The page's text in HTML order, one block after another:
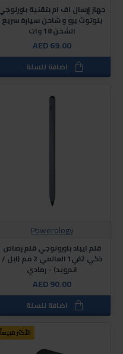
جهاز إرسال اف ام بتقنية
بلوتوث برو و شاحن سيارة سريع
الشحن 18 وات
AED 69.00
اضافة للسلة
Powerology
قلم ايباد باورولوجي قلم رصاص
ذكي 2في1 العالمي 2 مم (ابل /
اندرويد) - رمادي
AED 90.00
اضافة للسلة
الأكثر مبيعاً